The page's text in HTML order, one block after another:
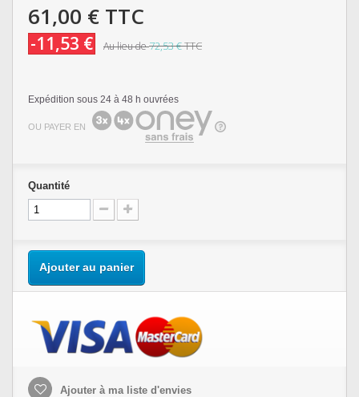
61,00 € TTC
-11,53 € Au lieu de72,53 €TTC
Expédition sous 24 à 48 h ouvrées
OU PAYER EN
Quantité
Ajouter au panier
Ajouter à ma liste d'envies